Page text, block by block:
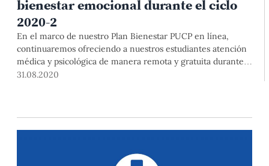
bienestar emocional durante el ciclo
2020-2
En el marco de nuestro Plan Bienestar PUCP en línea,
continuaremos ofreciendo a nuestros estudiantes atención
médica y psicológica de manera remota y gratuita durante
el receso de medio año y el semestre 2020-2. ¡Mente sana
31.08.2020